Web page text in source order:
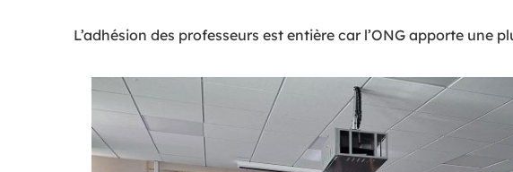
L’adhésion des professeurs est entière car l’ONG apporte